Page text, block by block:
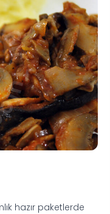
hazır paketlerde